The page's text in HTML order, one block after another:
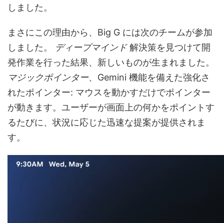
しました。
まさにこの理由から、Big G には次のチームが参加
しました。 ディープマインド解決策を見つけて開
発作業を行った結果、新しいものが生まれました。
マジックポインター、Gemini 機能を備えた強化さ
れたポインター: マウスを動かすだけでポインター
が動きます。ユーザーが画面上の何かをポイントす
るたびに、状況に応じた迅速な提案が提供されま
す。